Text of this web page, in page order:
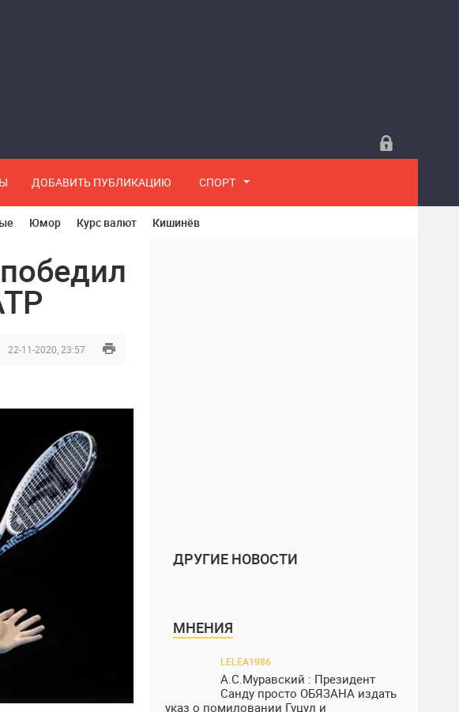
ДОБАВИТЬ ПУБЛИКАЦИЮ СПОРТ
Юмор Курс валют Кишинёв
22-11-2020, 23:57
ДРУГИЕ НОВОСТИ
МНЕНИЯ
LELEA1986
А.С.Муравский : Президент
Санду просто ОБЯЗАНА издать
указ о помиловании Гуцул и